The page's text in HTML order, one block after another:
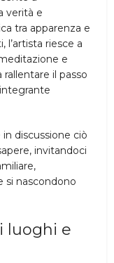
verità e
tra apparenza e
l’artista riesce a
e
il passo
discussione ciò
invitandoci
si nascondono
luoghi e